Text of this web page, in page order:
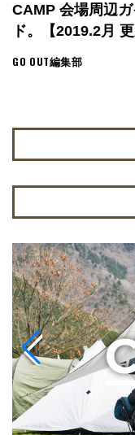
CAMP 会場周辺ガ
ド。【2019.2月 更
GO OUT編集部